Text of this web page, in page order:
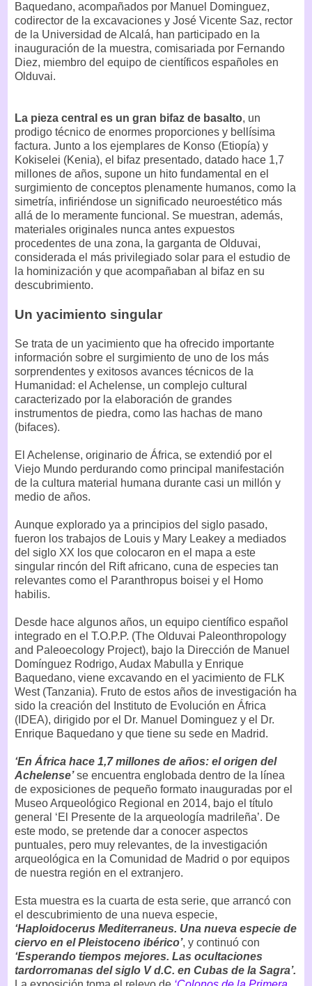
Baquedano, acompañados por Manuel Dominguez,
codirector de la excavaciones y José Vicente Saz, rector
de la Universidad de Alcalá, han participado en la
inauguración de la muestra, comisariada por Fernando
Diez, miembro del equipo de científicos españoles en
Olduvai.
La pieza central es un gran bifaz de basalto, un
prodigo técnico de enormes proporciones y bellísima
factura. Junto a los ejemplares de Konso (Etiopía) y
Kokiselei (Kenia), el bifaz presentado, datado hace 1,7
millones de años, supone un hito fundamental en el
surgimiento de conceptos plenamente humanos, como la
simetría, infiriéndose un significado neuroestético más
allá de lo meramente funcional. Se muestran, además,
materiales originales nunca antes expuestos
procedentes de una zona, la garganta de Olduvai,
considerada el más privilegiado solar para el estudio de
la hominización y que acompañaban al bifaz en su
descubrimiento.
Un yacimiento singular
Se trata de un yacimiento que ha ofrecido importante
información sobre el surgimiento de uno de los más
sorprendentes y exitosos avances técnicos de la
Humanidad: el Achelense, un complejo cultural
caracterizado por la elaboración de grandes
instrumentos de piedra, como las hachas de mano
(bifaces).
El Achelense, originario de África, se extendió por el
Viejo Mundo perdurando como principal manifestación
de la cultura material humana durante casi un millón y
medio de años.
Aunque explorado ya a principios del siglo pasado,
fueron los trabajos de Louis y Mary Leakey a mediados
del siglo XX los que colocaron en el mapa a este
singular rincón del Rift africano, cuna de especies tan
relevantes como el Paranthropus boisei y el Homo
habilis.
Desde hace algunos años, un equipo científico español
integrado en el T.O.P.P. (The Olduvai Paleonthropology
and Paleoecology Project), bajo la Dirección de Manuel
Domínguez Rodrigo, Audax Mabulla y Enrique
Baquedano, viene excavando en el yacimiento de FLK
West (Tanzania). Fruto de estos años de investigación ha
sido la creación del Instituto de Evolución en África
(IDEA), dirigido por el Dr. Manuel Dominguez y el Dr.
Enrique Baquedano y que tiene su sede en Madrid.
‘En África hace 1,7 millones de años: el origen del
Achelense’se encuentra englobada dentro de la línea
de exposiciones de pequeño formato inauguradas por el
Museo Arqueológico Regional en 2014, bajo el título
general ‘El Presente de la arqueología madrileña’. De
este modo, se pretende dar a conocer aspectos
puntuales, pero muy relevantes, de la investigación
arqueológica en la Comunidad de Madrid o por equipos
de nuestra región en el extranjero.
Esta muestra es la cuarta de esta serie, que arrancó con
el descubrimiento de una nueva especie,
‘Haploidocerus Mediterraneus. Una nueva especie de
ciervo en el Pleistoceno ibérico’, y continuó con
‘Esperando tiempos mejores. Las ocultaciones
tardorromanas del siglo V d.C. en Cubas de la Sagra’.